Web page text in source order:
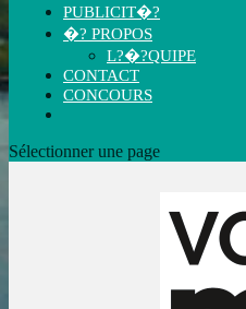
PUBLICIT�?
�? PROPOS
L?�?QUIPE
CONTACT
CONCOURS
Sélectionner une page